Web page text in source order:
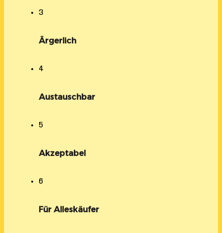
3
Ärgerlich
4
Austauschbar
5
Akzeptabel
6
Für Alleskäufer